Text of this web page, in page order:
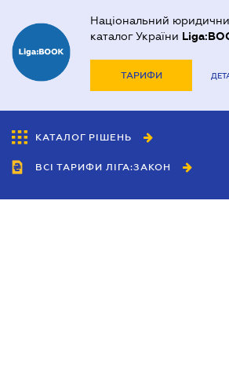
Національний
каталог України
ТАРИФИ
КАТАЛОГ РІШЕНЬ
ВСІ ТАРИФИ ЛІГА:ЗАКОН